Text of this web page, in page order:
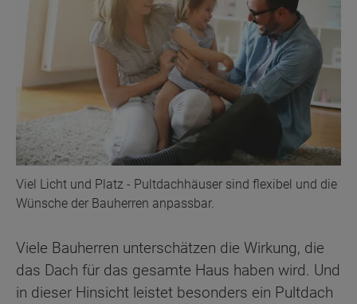
Viel Licht und Platz - Pultdachhäuser sind flexibel und die
Wünsche der Bauherren anpassbar.
Viele Bauherren unterschätzen die Wirkung, die
das Dach für das gesamte Haus haben wird. Und
in dieser Hinsicht leistet besonders ein Pultdach